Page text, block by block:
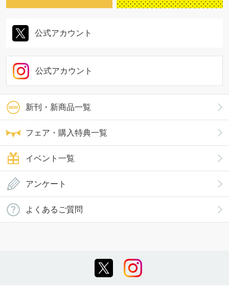
新刊・新商品一覧
フェア・購入特典一覧
イベント一覧
公式アカウント
公式アカウント
アンケート
よくあるご質問